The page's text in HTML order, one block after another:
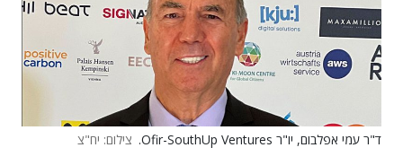
ד"ר עמי אפלבום, יו"ר Ofir-SouthUp Ventures. צילום: יח"צ